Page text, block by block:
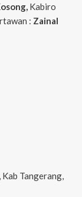
Kabiro
: Zainal
Tangerang,